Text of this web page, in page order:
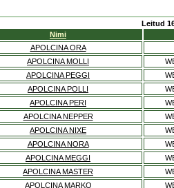
Leitud
Nimi
APOLCINA ORA
APOLCINA MOLLI
APOLCINA PEGGI
APOLCINA POLLI
APOLCINA PERI
APOLCINA NEPPER
APOLCINA NIXE
APOLCINA NORA
APOLCINA MEGGI
APOLCINA MASTER
APOLCINA MARKO